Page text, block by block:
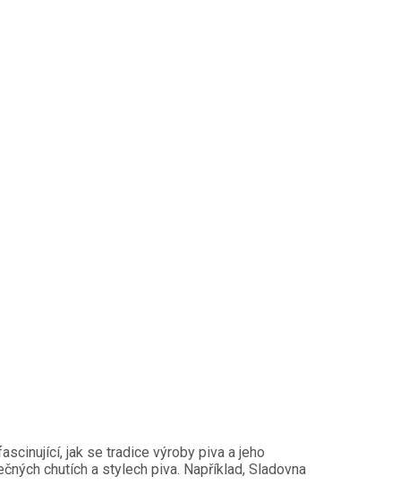
jak se tradice výroby piva a jeho
chutích a stylech piva. Například, Sladovna